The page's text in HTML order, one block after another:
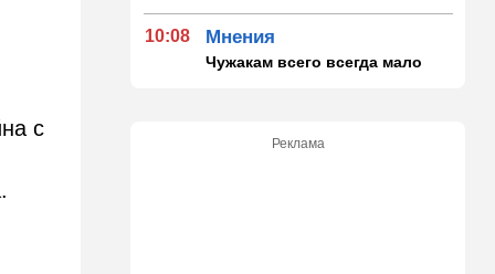
с
10:08 Мнения
Чужакам всего всегда мало
в наступление
Реклама